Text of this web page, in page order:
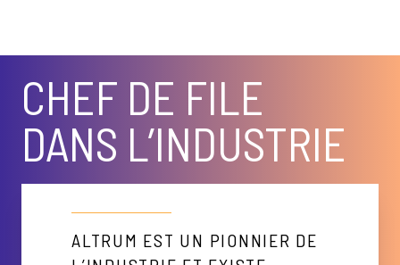
CHEF DE FILE
DANS L’INDUSTRIE
ALTRUM EST UN PIONNIER DE